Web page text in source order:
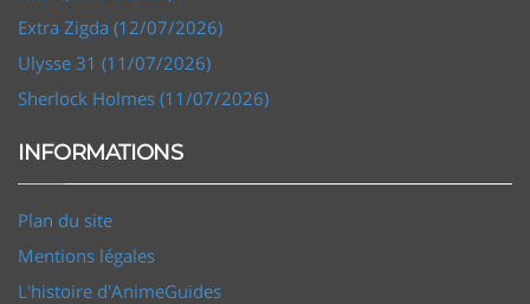
Extra Zigda (12/07/2026)
Ulysse 31 (11/07/2026)
Sherlock Holmes (11/07/2026)
INFORMATIONS
Plan du site
Mentions légales
L'histoire d'AnimeGuides